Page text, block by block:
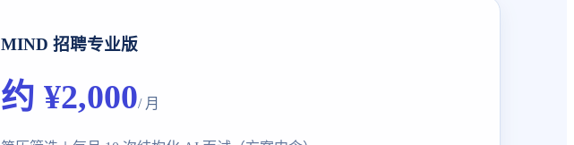
MIND 招聘专业版
约 ¥2,000/ 月